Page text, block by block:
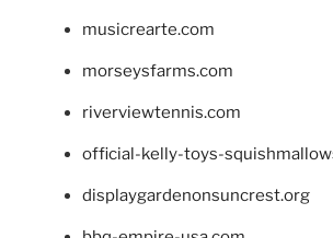
musicrearte.com
morseysfarms.com
riverviewtennis.com
official-kelly-toys-
displaygardenonsuncrest.org